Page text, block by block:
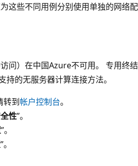
这些不同用例分别使用单独的网络配
问）在中国Azure不可用。 专用终结
持的无服务器计算连接方法。
转到帐户控制台。
性”。
”。
”。